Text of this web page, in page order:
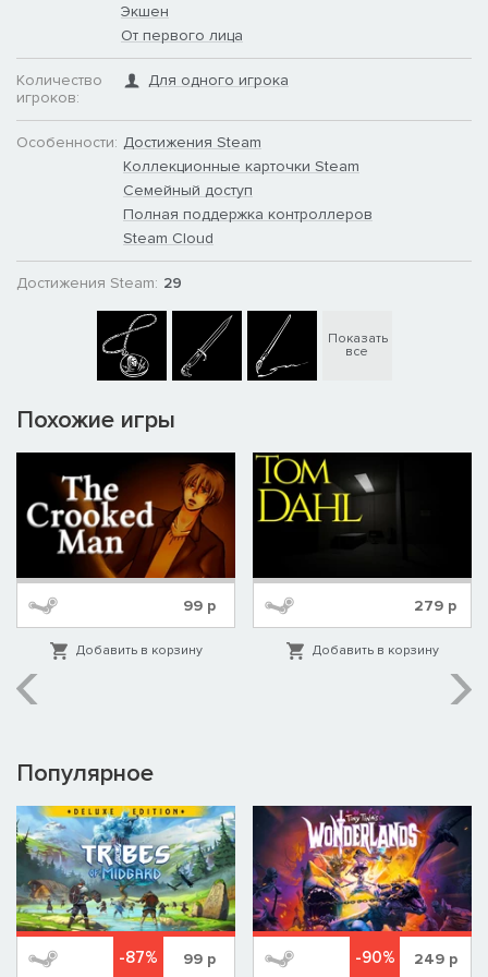
Экшен
От первого лица
Количество
игроков:
Для одного игрока
Особенности: Достижения Steam
Коллекционные карточки Steam
Семейный доступ
Полная поддержка контроллеров
Steam Cloud
Достижения Steam: 29
Показать
все
Похожие игры
99р
Добавить в корзину
279 р
Добавить в корзину
Популярное
-87% 99р -90% 249р